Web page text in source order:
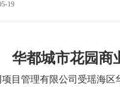
19
华都城市花园商
目管理有限公司 受瑶海区